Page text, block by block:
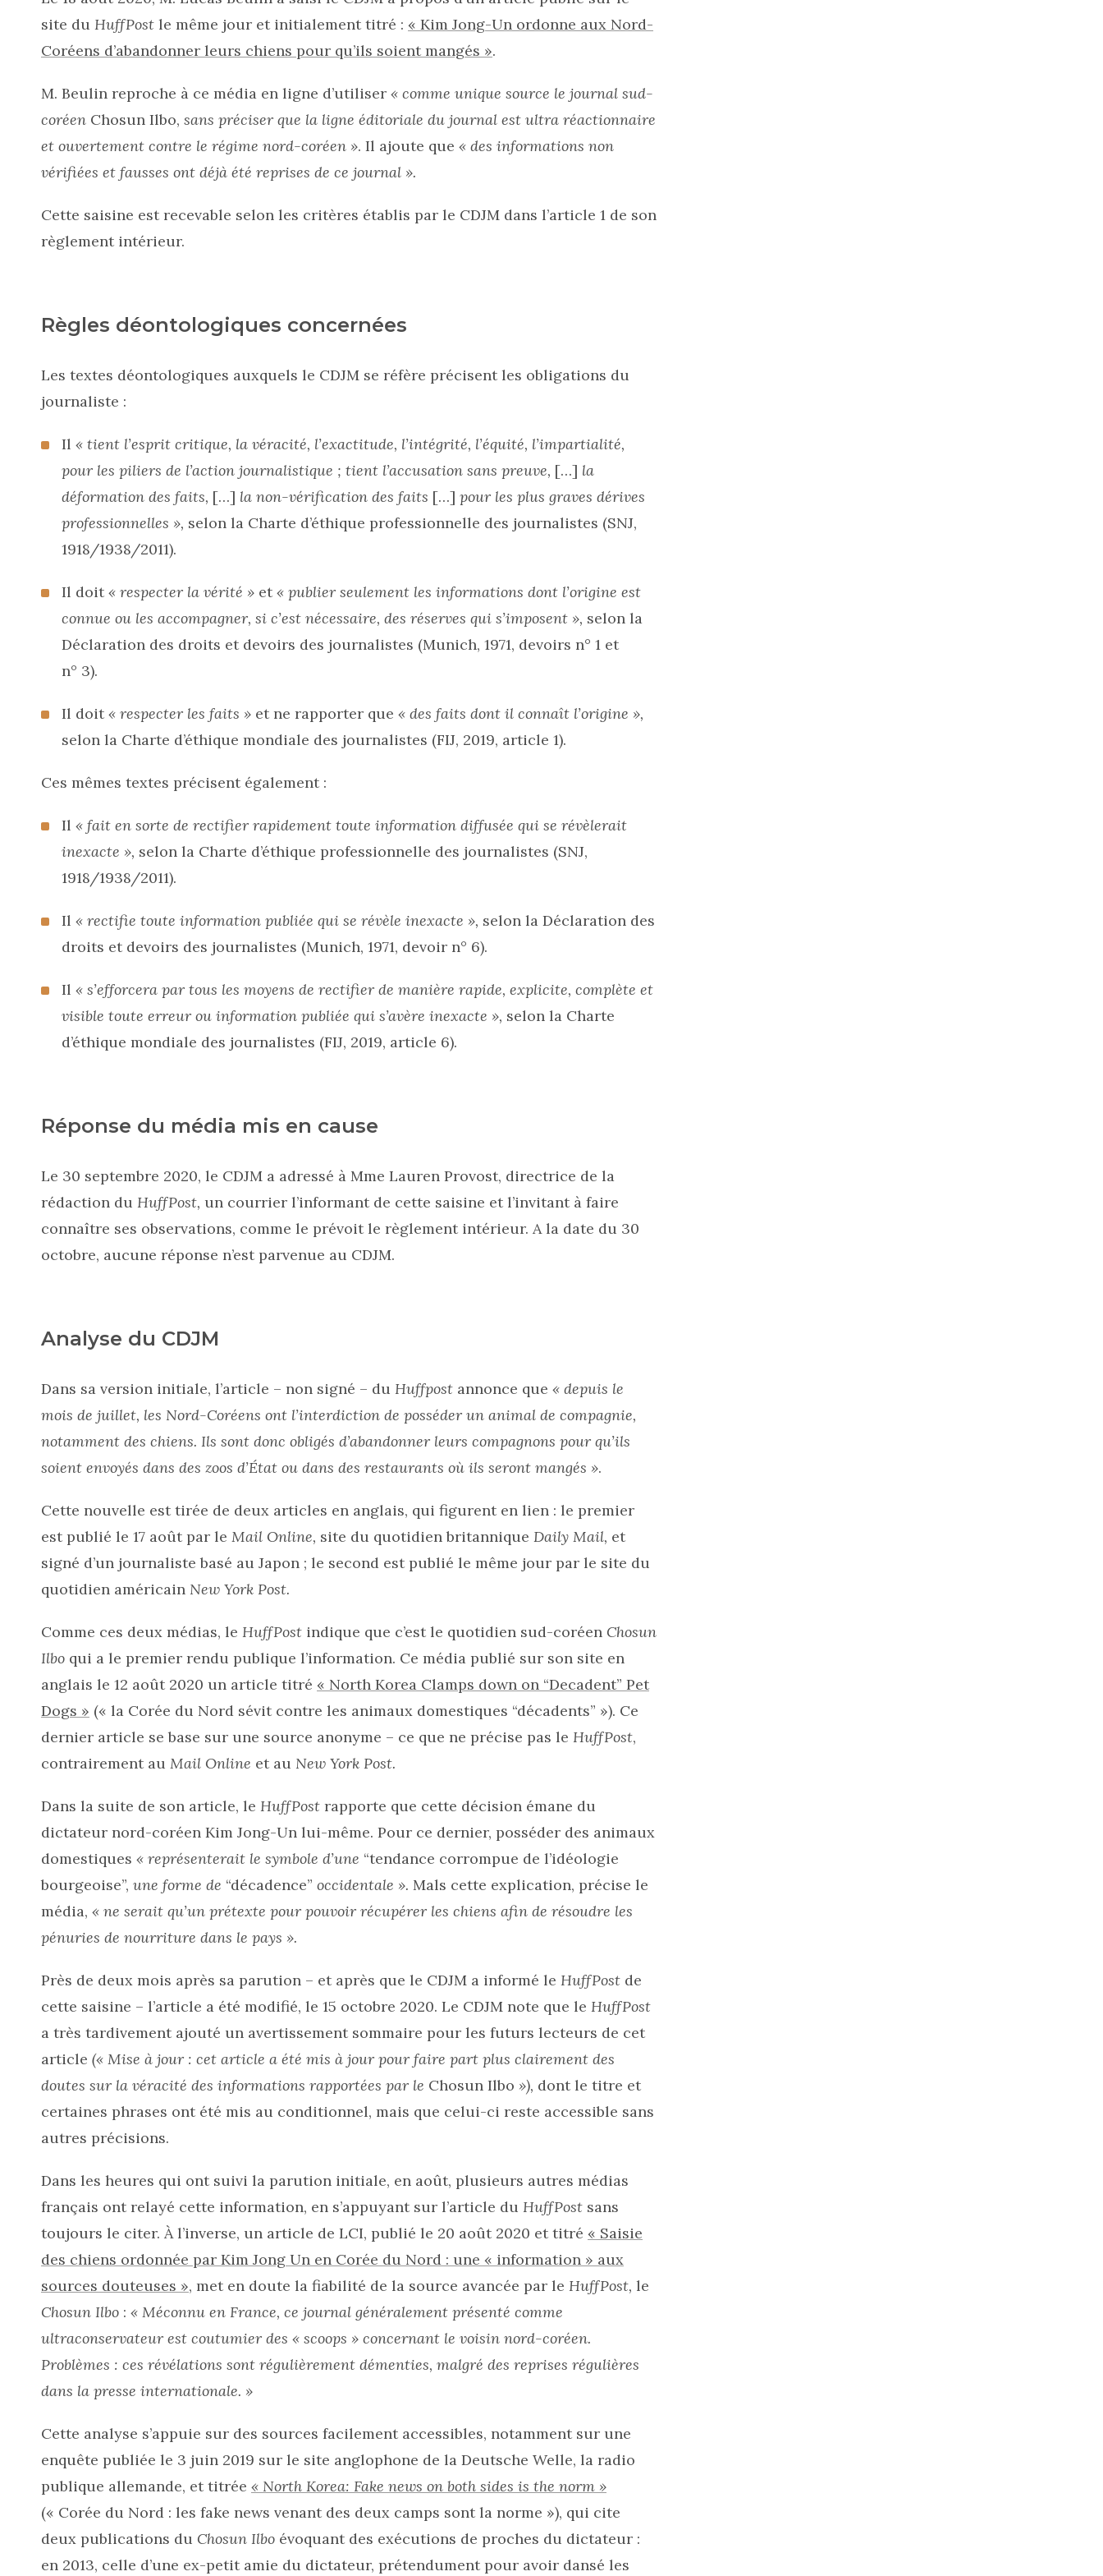
site du HuffPost le même jour et initialement titré : « Kim Jong-Un ordonne aux Nord-
Coréens d’abandonner leurs chiens pour qu’ils soient mangés ».
M. Beulin reproche à ce média en ligne d’utiliser « comme unique source le journal sud-
coréen Chosun Ilbo, sans préciser que la ligne éditoriale du journal est ultra réactionnaire
et ouvertement contre le régime nord-coréen ». Il ajoute que « des informations non
vérifiées et fausses ont déjà été reprises de ce journal ».
Cette saisine est recevable selon les critères établis par le CDJM dans l’article 1 de son
règlement intérieur.
Règles déontologiques concernées
Les textes déontologiques auxquels le CDJM se réfère précisent les obligations du
journaliste :
Il « tient l’esprit critique, la véracité, l’exactitude, l’intégrité, l’équité, l’impartialité,
pour les piliers de l’action journalistique ; tient l’accusation sans preuve, […] la
déformation des faits, […] la non-vérification des faits […] pour les plus graves dérives
professionnelles », selon la Charte d’éthique professionnelle des journalistes (SNJ,
1918/1938/2011).
Il doit« respecter la vérité » et« publier seulement les informations dont l’origine est
connue ou les accompagner, si c’est nécessaire, des réserves qui s’imposent », selon la
Déclaration des droits et devoirs des journalistes (Munich, 1971, devoirs n° 1 et
n° 3).
Il doit« respecter les faits » et ne rapporter que « des faits dont il connaît l’origine »,
selon la Charte d’éthique mondiale des journalistes (FIJ, 2019, article 1).
Ces mêmes textes précisent également :
Il « fait en sorte de rectifier rapidement toute information diffusée qui se révèlerait
inexacte », selon la Charte d’éthique professionnelle des journalistes (SNJ,
1918/1938/2011).
Il « rectifie toute information publiée qui se révèle inexacte », selon la Déclaration des
droits et devoirs des journalistes (Munich, 1971, devoir n° 6).
Il « s’efforcera par tous les moyens de rectifier de manière rapide, explicite, complète et
visible toute erreur ou information publiée qui s’avère inexacte », selon la Charte
d’éthique mondiale des journalistes (FIJ, 2019, article 6).
Réponse du média mis en cause
Le 30 septembre 2020, le CDJM a adressé à Mme Lauren Provost, directrice de la
rédaction du HuffPost, un courrier l’informant de cette saisine et l’invitant à faire
connaître ses observations, comme le prévoit le règlement intérieur. A la date du 30
octobre, aucune réponse n’est parvenue au CDJM.
Analyse du CDJM
Dans sa version initiale, l’article – non signé – du Huffpost annonce que « depuis le
mois de juillet, les Nord-Coréens ont l’interdiction de posséder un animal de compagnie,
notamment des chiens. Ils sont donc obligés d’abandonner leurs compagnons pour qu’ils
soient envoyés dans des zoos d’État ou dans des restaurants où ils seront mangés ».
Cette nouvelle est tirée de deux articles en anglais, qui figurent en lien : le premier
est publié le 17 août par le Mail Online, site du quotidien britannique Daily Mail, et
signé d’un journaliste basé au Japon ; le second est publié le même jour par le site du
quotidien américain New York Post.
Comme ces deux médias, le HuffPost indique que c’est le quotidien sud-coréen Chosun
Ilbo qui a le premier rendu publique l’information. Ce média publié sur son site en
anglais le 12 août 2020 un article titré « North Korea Clamps down on “Decadent” Pet
Dogs » (« la Corée du Nord sévit contre les animaux domestiques “décadents” »). Ce
dernier article se base sur une source anonyme – ce que ne précise pas le HuffPost,
contrairement au Mail Online et au New York Post.
Dans la suite de son article, le HuffPost rapporte que cette décision émane du
dictateur nord-coréen Kim Jong-Un lui-même. Pour ce dernier, posséder des animaux
domestiques « représenterait le symbole d’une “tendance corrompue de l’idéologie
bourgeoise”, une forme de “décadence” occidentale ». Mals cette explication, précise le
média, « ne serait qu’un prétexte pour pouvoir récupérer les chiens afin de résoudre les
pénuries de nourriture dans le pays ».
Près de deux mois après sa parution – et après que le CDJM a informé le HuffPost de
cette saisine – l’article a été modifié, le 15 octobre 2020. Le CDJM note que le HuffPost
a très tardivement ajouté un avertissement sommaire pour les futurs lecteurs de cet
article (« Mise à jour : cet article a été mis à jour pour faire part plus clairement des
doutes sur la véracité des informations rapportées par le Chosun Ilbo »), dont le titre et
certaines phrases ont été mis au conditionnel, mais que celui-ci reste accessible sans
autres précisions.
Dans les heures qui ont suivi la parution initiale, en août, plusieurs autres médias
français ont relayé cette information, en s’appuyant sur l’article du HuffPost sans
toujours le citer. À l’inverse, un article de LCI, publié le 20 août 2020 et titré « Saisie
des chiens ordonnée par Kim Jong Un en Corée du Nord : une « information » aux
sources douteuses », met en doute la fiabilité de la source avancée par le HuffPost, le
Chosun Ilbo : « Méconnu en France, ce journal généralement présenté comme
ultraconservateur est coutumier des « scoops » concernant le voisin nord-coréen.
Problèmes : ces révélations sont régulièrement démenties, malgré des reprises régulières
dans la presse internationale. »
Cette analyse s’appuie sur des sources facilement accessibles, notamment sur une
enquête publiée le 3 juin 2019 sur le site anglophone de la Deutsche Welle, la radio
publique allemande, et titrée « North Korea: Fake news on both sides is the norm »
(« Corée du Nord : les fake news venant des deux camps sont la norme »), qui cite
deux publications du Chosun Ilbo évoquant des exécutions de proches du dictateur :
en 2013, celle d’une ex-petit amie du dictateur, prétendument pour avoir dansé les